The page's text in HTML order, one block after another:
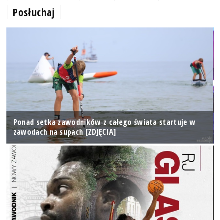
Posłuchaj
Ponad setka zawodników z całego świata startuje w
zawodach na supach [ZDJĘCIA]